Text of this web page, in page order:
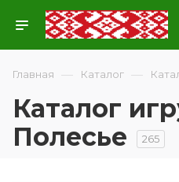
Главная — Каталог —
Каталог
Полесье
265